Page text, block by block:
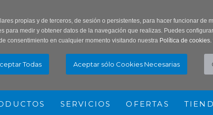
propias y de terceros, de sesión o persistentes, para hacer funcionar de
para medir y obtener datos de la navegación que realizas. Puedes
consentimiento en cualquier momento visitando nuestra Política de cookies.
SERVICIOS OFERTAS